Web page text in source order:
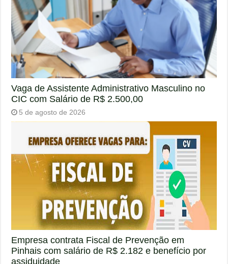
Vaga de Assistente Administrativo Masculino no
CIC com Salário de R$ 2.500,00
5 de agosto de 2026
Empresa contrata Fiscal de Prevenção em
Pinhais com salário de R$ 2.182 e benefício por
assiduidade